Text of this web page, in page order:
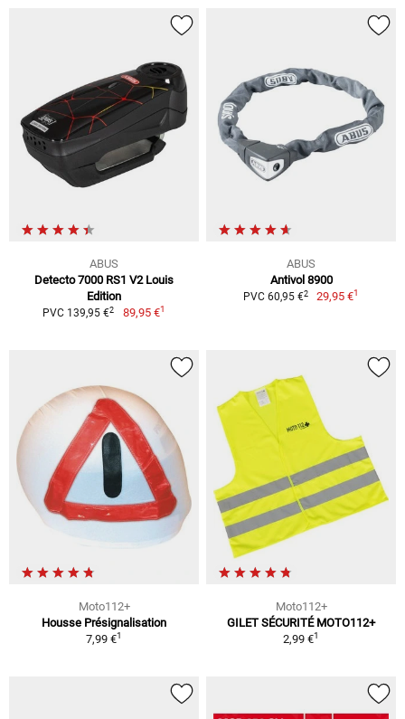
ABUS
Detecto 7000 RS1 V2 Louis
Edition
PVC 139,95 €2 89,95 €1
ABUS
Antivol 8900
PVC 60,95 €2 29,95 €1
Moto112+
Housse Présignalisation
7,99 €1
Moto112+
GILET SÉCURITÉ MOTO112+
2,99 €1